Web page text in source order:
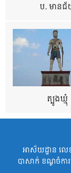
ប. មាន
ត្បូងឃ្មុំ
អាស័យដ្ឋាន លេ
បាសាក់ ខណ្ឌចំកា